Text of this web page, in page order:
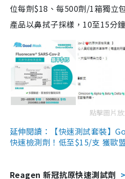
位每劑$18、每500劑/1箱獨立
產品以鼻拭子採樣，10至15分
點擊圖片
延伸閱讀：【快速測試套裝】
快速檢測劑！低至$15/支 獲歐
Reagen 新冠抗原快速測試劑